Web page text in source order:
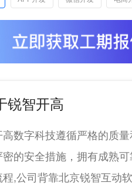
锐智开高
数字科技遵循严格的质
密的安全措施，拥有成熟
,公司背靠北京锐智互动